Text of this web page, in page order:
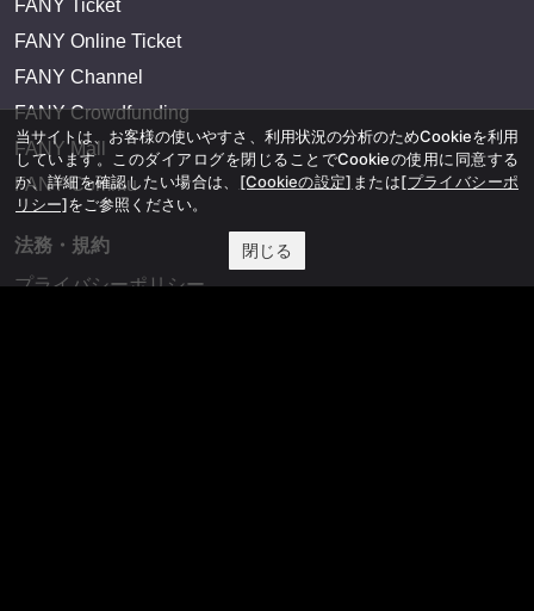
FANY Ticket
FANY Online Ticket
FANY Channel
FANY Crowdfunding
FANY Mall
FANY Commu
法務・規約
プライバシーポリシー
当サイトは、お客様の使いやすさ、利用状況の分析のためCookieを利用
しています。このダイアログを閉じることでCookieの使用に同意する
か、詳細を確認したい場合は、 [Cookieの設定] または[プライバシーポ
リシー]をご参照ください。
閉じる